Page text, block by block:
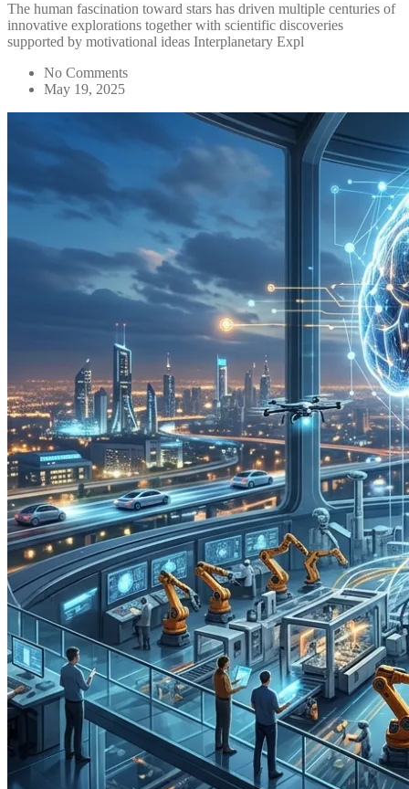
The human fascination toward stars has driven multiple centuries of
innovative explorations together with scientific discoveries
supported by motivational ideas Interplanetary Expl
No Comments
May 19, 2025